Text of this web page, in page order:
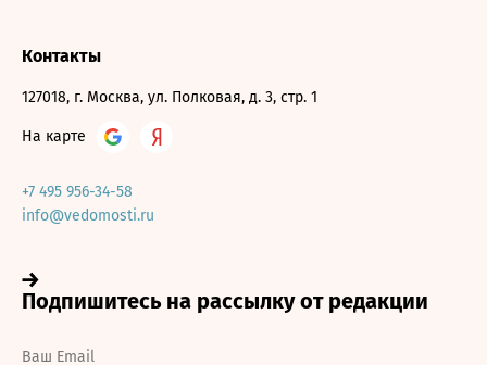
Контакты
127018, г. Москва, ул. Полковая, д. 3, стр. 1
На карте
+7 495 956-34-58
info@vedomosti.ru